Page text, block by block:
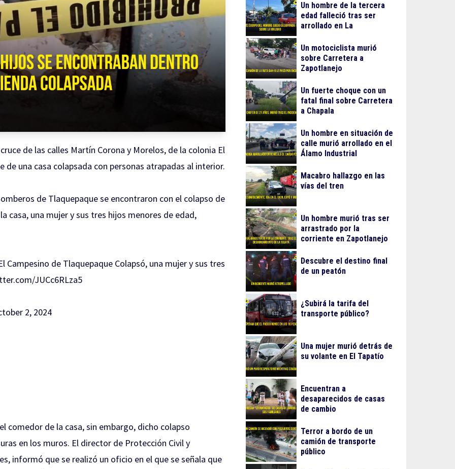
de las calles Martín Corona y Morelos, de la colonia El
una casa colapsada con personas atrapadas al interior.
de Tlaquepaque se encontraron con el colapso de
casa, una mujer y sus tres hijos menores de edad,
Campesino de Tlaquepaque Colapsó, una mujer y sus tres
JUCc6RLza5
2, 2024
comedor de la casa, sin embargo, dicho colapso
en los muros. El director de Protección Civil y
informó que se realizó un oficio en el que se señala que
Un hombre de la tercera
edad falleció tras ser
arrollado en La
Un motociclista murió
sobre Carretera a
Zapotlanejo
Un fuerte choque con un
fatal final sobre Carretera
a Chapala
Un hombre en situación de
calle murió arrollado en el
Álamo Industrial
Macabro hallazgo en las
vías del tren
Un hombre murió tras ser
arrastrado por la
corriente en Zapotlanejo
Descubre el destino final
de un peatón
¿Subirá la tarifa del
transporte público?
Una mujer murió detrás de
su volante en El Tapatío
Encuentran a
desaparecidos de casas
de cambio
Terror a bordo de un
camión de transporte
público